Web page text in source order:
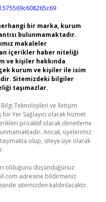
bir marka, kurum
bulunmamaktadır.
makaleler
içerikler haber niteliği
ve kişiler hakkında
kurum ve kişiler ile isim
Sitemizdeki bilgiler
taşımazlar.
Bilgi Teknolojileri ve İletişim
Yer Sağlayıcı olarak hizmet
proaktif olarak denetleme
Ancak, üyelerimiz
olup, siteye üye olarak
olduğunu düşündüğünüz
adresine bildirmeniz
sitemizden kaldırılacaktır.